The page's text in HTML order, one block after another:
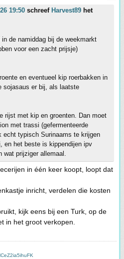
19:50 schreef Harvest89 het
de namiddag bij de weekmarkt
voor een zacht prijsje)
en eventueel kip roerbakken in
sojasaus er bij, als laatste
rijst met kip en groenten. Dan moet
met trassi (gefermenteerde
echt typisch Surinaams te krijgen
en het beste is kippendijen ipv
wat prijziger allemaal.
in één keer koopt, loopt dat
inricht, verdelen die kosten
kijk eens bij een Turk, op de
in het groot verkopen.